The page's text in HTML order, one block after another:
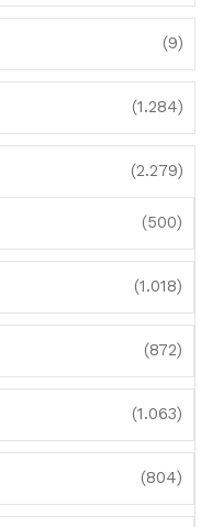
(9)
(1.284)
(2.279)
(500)
(1.018)
(872)
(1.063)
(804)